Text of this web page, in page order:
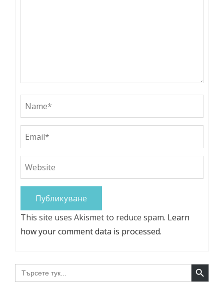
This site uses Akismet to reduce spam. Learn
how your comment data is processed.
Search
for:
Search Button